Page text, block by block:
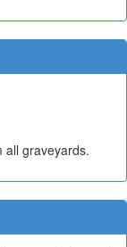
all graveyards.